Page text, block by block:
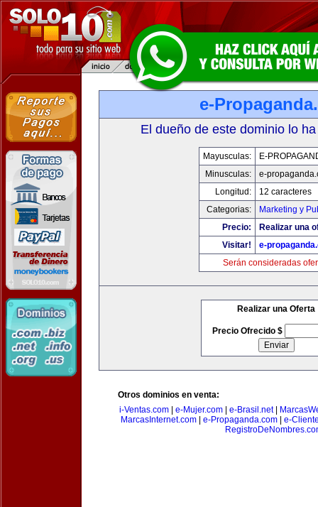
e-
El dueño de este dominio lo
Mayusculas:
E-
Minusculas:
e-
Longitud:
12 caracteres
Categorias:
Marketing y
Precio:
Realizar una
Visitar!
e-
Serán consideradas
Realizar una Oferta
Precio Ofrecido $
Otros dominios en venta:
i-Ventas.com
e-Mujer.com e-Brasil.net|
MarcasInternet.com| e-Propaganda.com| e-